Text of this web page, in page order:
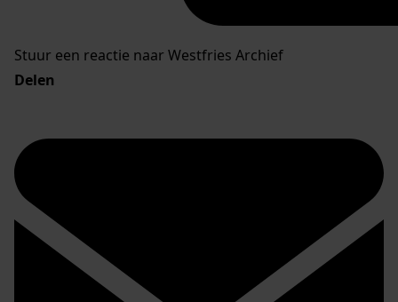
Stuur een reactie naar Westfries Archief
Delen